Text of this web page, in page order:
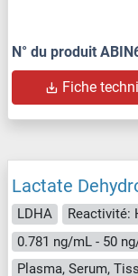
N° du produit
Fiche
Lactate
LDHA Reactivité:
0.781 ng/mL - 50
Plasma, Serum,